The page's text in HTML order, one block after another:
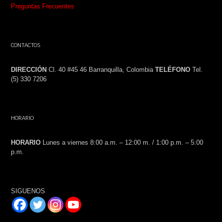
Preguntas Frecuentes
CONTACTOS
DIRECCIÓN Cl. 40 #45 46 Barranquilla, Colombia TELÉFONO Tel.
(5) 330 7206
HORARIO
HORARIO Lunes a viernes 8:00 a.m. – 12:00 m. / 1:00 p.m. – 5:00
p.m.
SIGUENOS